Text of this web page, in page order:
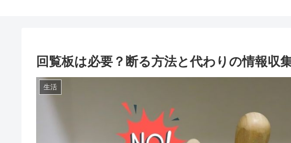
回覧板は必要？断る方法と代わりの情報収
生活